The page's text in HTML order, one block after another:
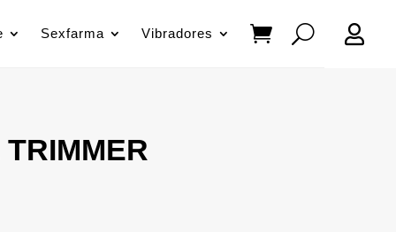
Sexfarma Vibradores 